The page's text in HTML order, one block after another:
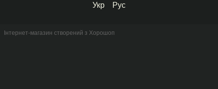
Укр Рус
Інтернет-магазин створений з Хорошоп